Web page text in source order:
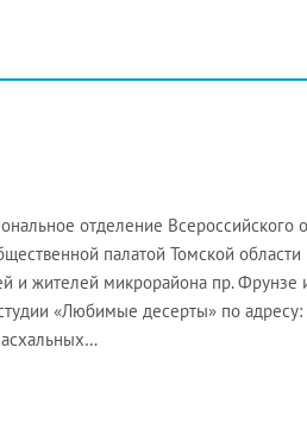
отделение
палатой Томской
и жителей микрорайона пр.
«Любимые десерты» по адресу: